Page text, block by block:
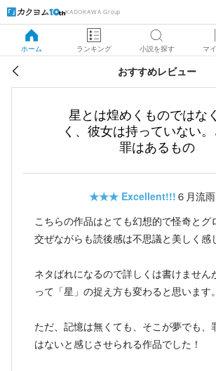
KADOKAWA Group
ホーム ランキング 小説を探す マ
おすすめレビュー
星とは煌めくものではな
く、彼女は持っていない
罪はあるもの
★★★ Excellent!!! ６月流
こちらの作品はとても幻想的で怪奇とグ
交ぜながらも読後感は不思議と美しく感
ネタばれになるので詳しくは書けません
って「星」の捉え方も変わると思います。
ただ、記憶は無くても、そこが夢でも、
はないと感じさせられる作品でした！